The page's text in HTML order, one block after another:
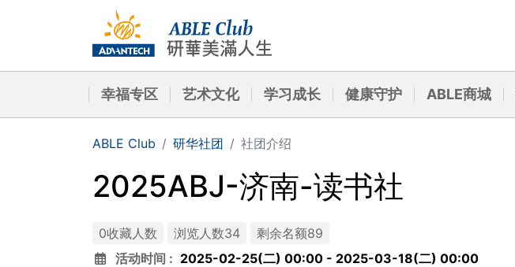
幸福专区 艺术文化 学习成长 健康守护 ABLE商城
ABLE Club 研华社团 社团介绍
2025ABJ-济南-读书社
0收藏人数 浏览人数34
剩余名额89
活动时间 : 2025-02-25(二) 00:00 - 2025-03-18(二) 00:00